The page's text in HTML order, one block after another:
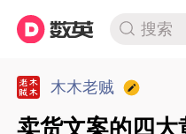
搜索
木木老贼
卖货文案的四大